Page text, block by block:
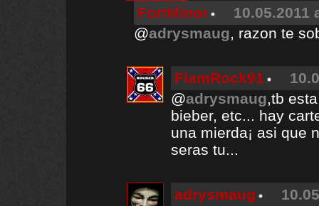
FortMinor
10.05.2011
@adrysmaug, razon te
FlamRock91
@adrysmaug,tb
bieber, etc... hay
una mierda¡ asi que
seras tu...
adrysmaug